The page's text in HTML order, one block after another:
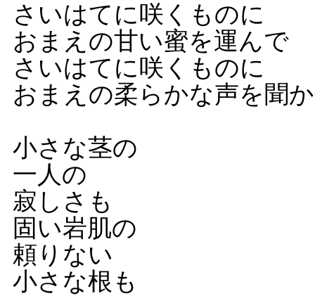
さいはてに咲くものに
おまえの甘い蜜を運んで
さいはてに咲くものに
おまえの柔らかな声を聞
小さな茎の
一人の
寂しさも
固い岩肌の
頼りない
小さな根も